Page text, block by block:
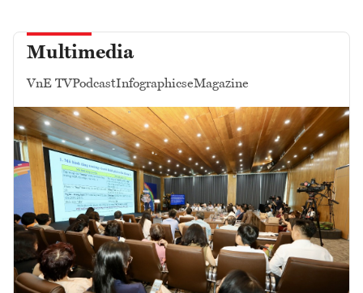
Multimedia
VnE TVPodcastInfographicseMagazine